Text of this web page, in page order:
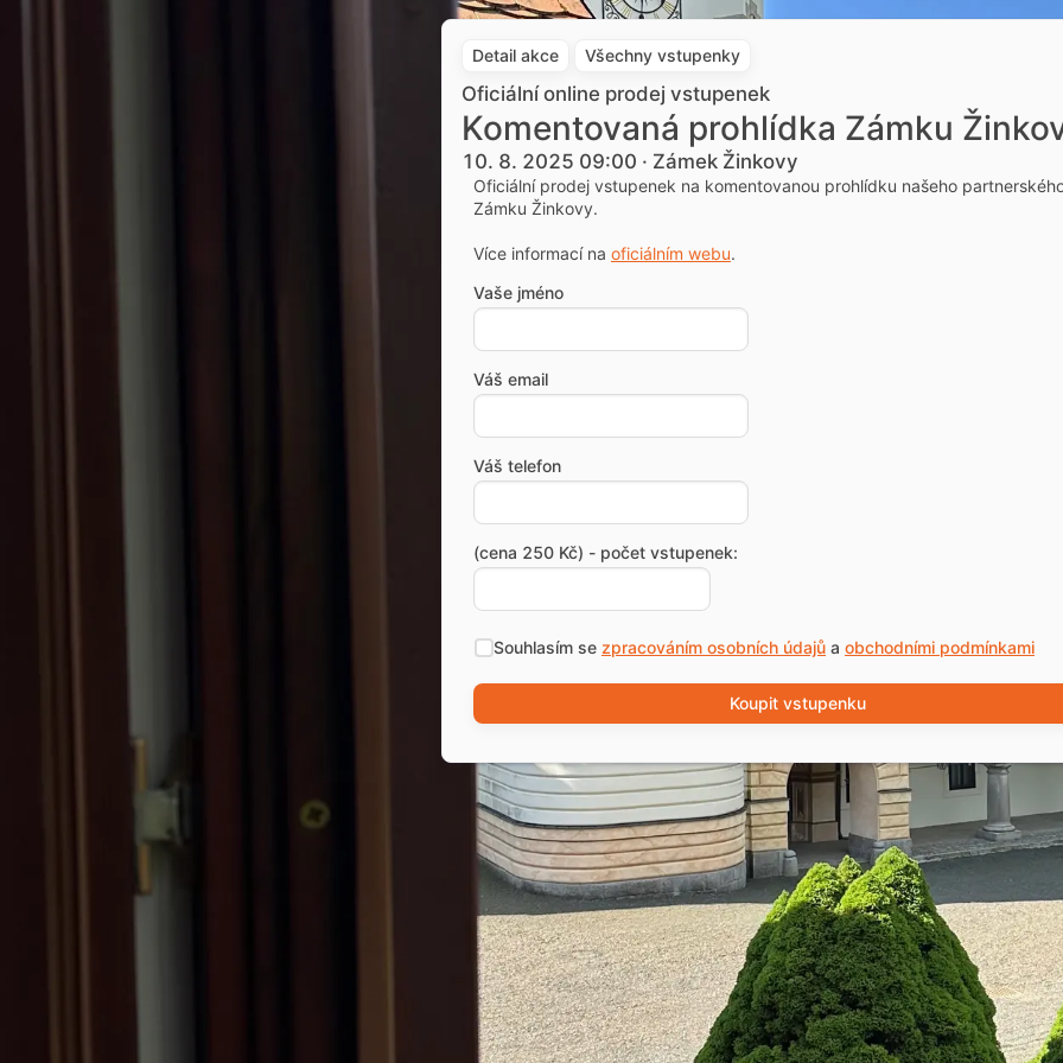
Detail akce Všechny vstupenky
Oficiální online prodej vstupenek
Komentovaná prohlídka Zámku
10. 8. 2025 09:00 · Zámek Žinkovy
Oficiální prodej vstupenek na komentovanou prohlídku našeho
Zámku Žinkovy.
Více informací na oficiálním webu.
Vaše jméno
Váš email
Váš telefon
(cena 250 Kč) - počet vstupenek:
Souhlasím se zpracováním osobních údajů a obchodními podmínkami
Koupit vstupenku